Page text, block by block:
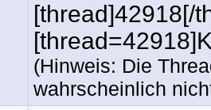
[thread]42918[/
(Hinweis: Die
wahrscheinlich